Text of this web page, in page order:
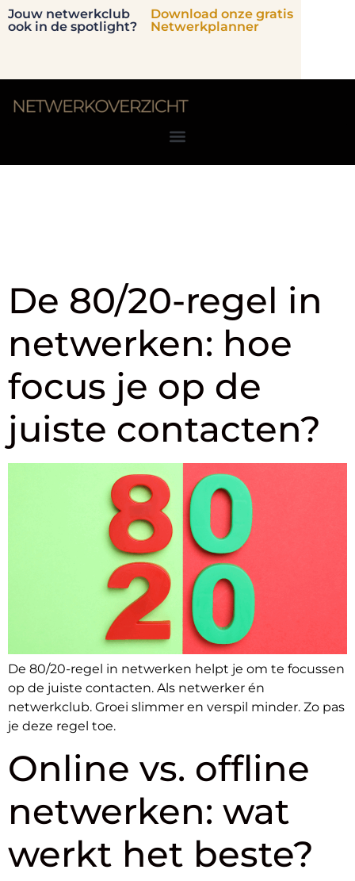
Jouw netwerkclub
ook in de spotlight?
Download onze gratis
Netwerkplanner
De 80/20-regel in
netwerken: hoe
focus je op de
juiste contacten?
De 80/20-regel in netwerken helpt je om te focussen
op de juiste contacten. Als netwerker én
netwerkclub. Groei slimmer en verspil minder. Zo pas
je deze regel toe.
Online vs. offline
netwerken: wat
werkt het beste?